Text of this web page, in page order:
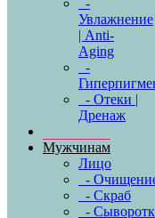
-
Увлажнение
| Anti-
Aging
-
- Отеки |
Дренаж
Мужчинам
Лицо
-
- Скраб
-